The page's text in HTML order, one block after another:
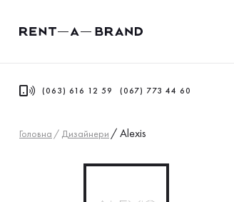
(063) 616 12 59 (067) 773 44 60
Головна / Дизайнери /Alexis